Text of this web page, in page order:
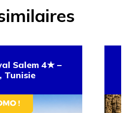
Salem 4★ –
Tunisie